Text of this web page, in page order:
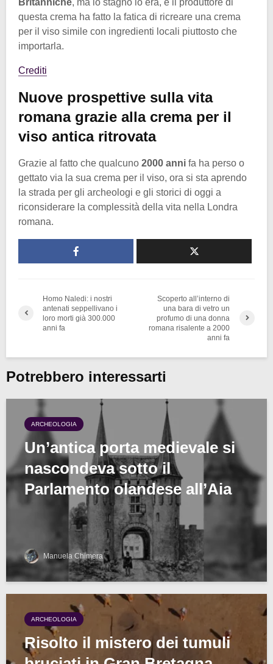
questa crema ha fatto la fatica di ricreare una crema
per il viso simile con ingredienti locali piuttosto che
importarla.
Crediti
Nuove prospettive sulla vita
romana grazie alla crema per il
viso antica ritrovata
Grazie al fatto che qualcuno 2000 anni fa ha perso o
gettato via la sua crema per il viso, ora si sta aprendo
la strada per gli archeologi e gli storici di oggi a
riconsiderare la complessità della vita nella Londra
romana.
Homo Naledi: i nostri
antenati seppellivano i
loro morti già 300.000
anni fa
Scoperto all’interno di
una bara di vetro un
profumo di una donna
romana risalente a 2000
anni fa
Potrebbero interessarti
ARCHEOLOGIA
Un’antica porta medievale si
nascondeva sotto il
Parlamento olandese all’Aia
Manuela Chimera
ARCHEOLOGIA
Risolto il mistero dei tumuli